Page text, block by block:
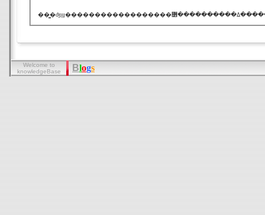
Welcome to
knowledgeBase
Blogs